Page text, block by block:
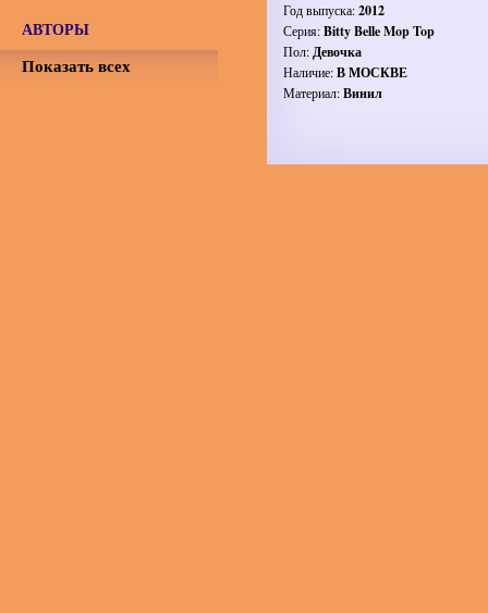
Год выпуска:2012
Серия:Bitty Belle Mop Top
Пол:Девочка
Наличие:В МОСКВЕ
Материал:Винил
АВТОРЫ
Показать всех